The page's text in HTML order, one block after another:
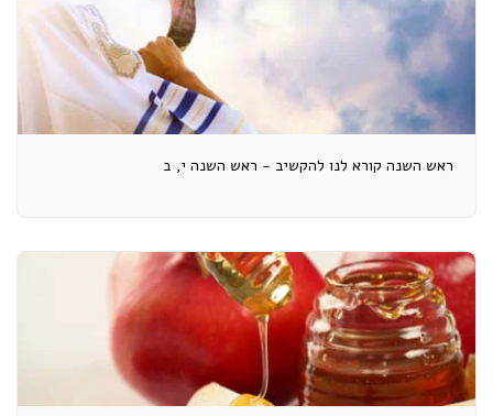
ראש השנה קורא לנו להקשיב - ראש השנה י, ב